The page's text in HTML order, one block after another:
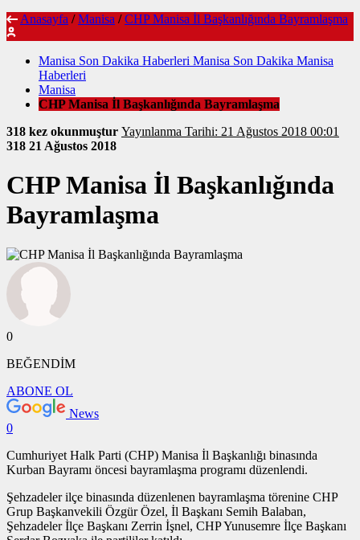
Anasayfa / Manisa / CHP Manisa İl Başkanlığında Bayramlaşma
Manisa Son Dakika Haberleri Manisa Son Dakika Manisa
Haberleri
Manisa
CHP Manisa İl Başkanlığında Bayramlaşma
318 kez okunmuştur Yayınlanma Tarihi: 21 Ağustos 2018 00:01
318 21 Ağustos 2018
CHP Manisa İl Başkanlığında
Bayramlaşma
0
BEĞENDİM
ABONE OL
News
0
Cumhuriyet Halk Parti (CHP) Manisa İl Başkanlığı binasında
Kurban Bayramı öncesi bayramlaşma programı düzenlendi.
Şehzadeler ilçe binasında düzenlenen bayramlaşma törenine CHP
Grup Başkanvekili Özgür Özel, İl Başkanı Semih Balaban,
Şehzadeler İlçe Başkanı Zerrin İşnel, CHP Yunusemre İlçe Başkanı